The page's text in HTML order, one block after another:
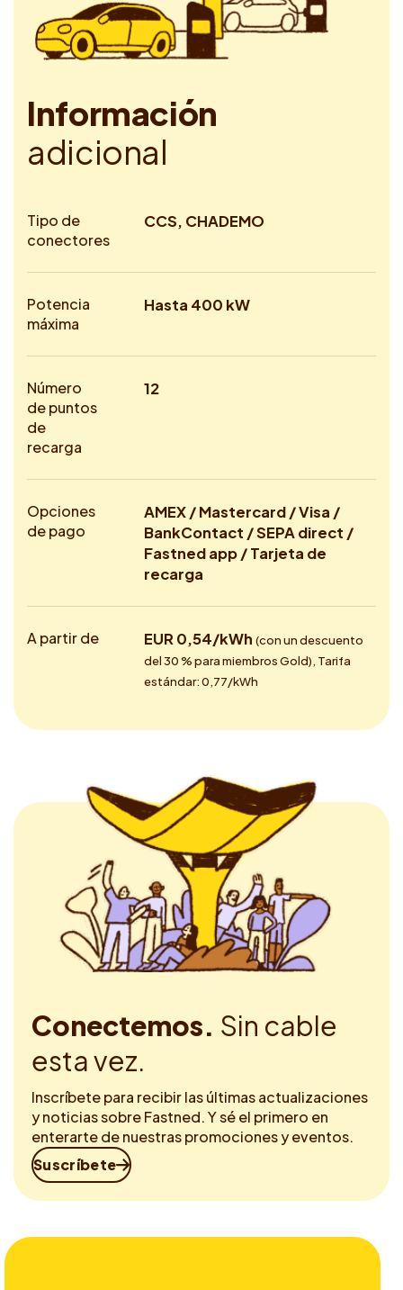
Información
adicional
Tipo de
conectores
CCS, CHADEMO
Potencia
máxima
Hasta 400 kW
Número
de puntos
de
recarga
12
Opciones
de pago
AMEX / Mastercard / Visa /
BankContact / SEPA direct /
Fastned app / Tarjeta de
recarga
A partir de EUR 0,54/kWh (con un descuento
del 30 % para miembros Gold), Tarifa
estándar: 0,77/kWh
Conectemos. Sin cable
esta vez.
Inscríbete para recibir las últimas actualizaciones
y noticias sobre Fastned. Y sé el primero en
enterarte de nuestras promociones y eventos.
Suscríbete